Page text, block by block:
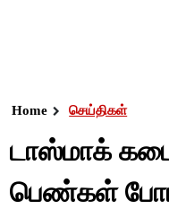
Home செய்திகள்
டாஸ்மாக்
பெண்கள்